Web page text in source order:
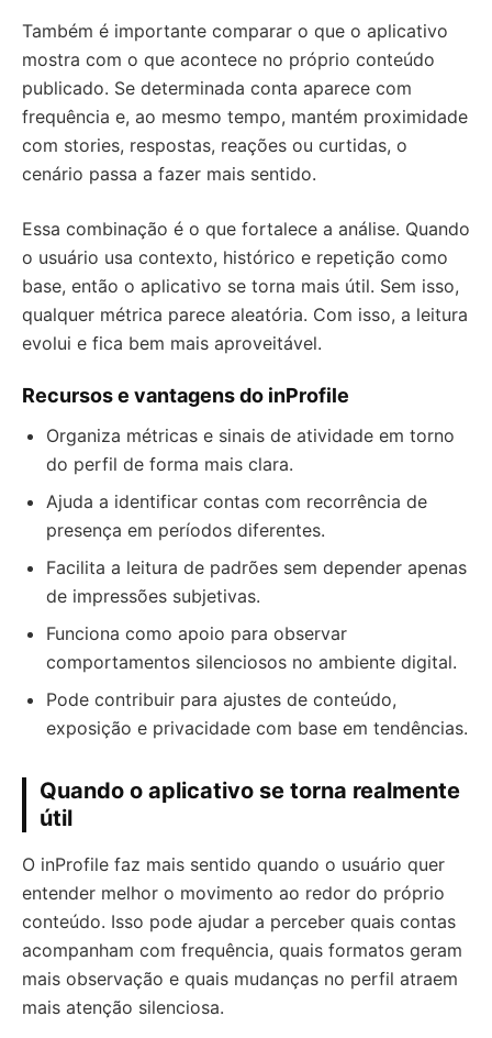
Também é importante comparar o que o aplicativo
mostra com o que acontece no próprio conteúdo
publicado. Se determinada conta aparece com
frequência e, ao mesmo tempo, mantém proximidade
com stories, respostas, reações ou curtidas, o
cenário passa a fazer mais sentido.
Essa combinação é o que fortalece a análise. Quando
o usuário usa contexto, histórico e repetição como
base, então o aplicativo se torna mais útil. Sem isso,
qualquer métrica parece aleatória. Com isso, a leitura
evolui e fica bem mais aproveitável.
Recursos e vantagens do inProfile
Organiza métricas e sinais de atividade em torno
do perfil de forma mais clara.
Ajuda a identificar contas com recorrência de
presença em períodos diferentes.
Facilita a leitura de padrões sem depender apenas
de impressões subjetivas.
Funciona como apoio para observar
comportamentos silenciosos no ambiente digital.
Pode contribuir para ajustes de conteúdo,
exposição e privacidade com base em tendências.
Quando o aplicativo se torna realmente
útil
O inProfile faz mais sentido quando o usuário quer
entender melhor o movimento ao redor do próprio
conteúdo. Isso pode ajudar a perceber quais contas
acompanham com frequência, quais formatos geram
mais observação e quais mudanças no perfil atraem
mais atenção silenciosa.